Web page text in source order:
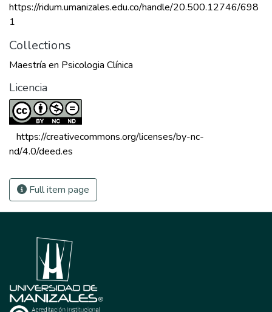
https://ridum.umanizales.edu.co/handle/20.500.12746/698
1
Collections
Maestría en Psicologia Clínica
Licencia
https://creativecommons.org/licenses/by-nc-
nd/4.0/deed.es
Full item page